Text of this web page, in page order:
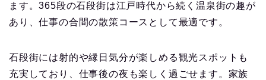
ます。365段の石段街は江戸時代から続く温泉街の趣が
あり、仕事の合間の散策コースとして最適です。
石段街には射的や縁日気分が楽しめる観光スポットも
充実しており、仕事後の夜も楽しく過ごせます。家族